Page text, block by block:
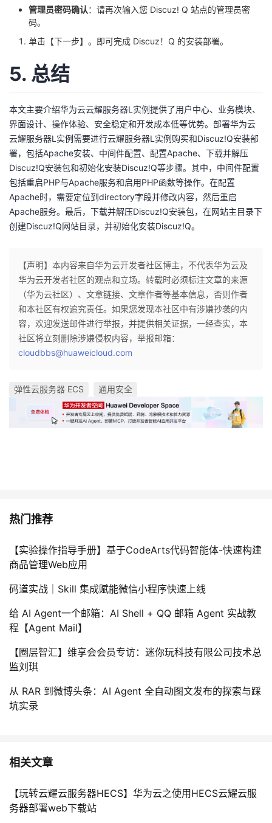
管理员密码确认：请再次输入您 Discuz! Q 站点的管理员密
码。
单击【下一步】。即可完成 Discuz！Q 的安装部署。
5. 总结
本文主要介绍华为云云耀服务器L实例提供了用户中心、业务模块、
界面设计、操作体验、安全稳定和开发成本低等优势。部署华为云
云耀服务器L实例需要进行云耀服务器L实例购买和Discuz!Q安装部
署，包括Apache安装、中间件配置、配置Apache、下载并解压
Discuz!Q安装包和初始化安装Discuz!Q等步骤。其中，中间件配置
包括重启PHP与Apache服务和启用PHP函数等操作。在配置
Apache时，需要定位到directory字段并修改内容，然后重启
Apache服务。最后，下载并解压Discuz!Q安装包，在网站主目录下
创建Discuz!Q网站目录，并初始化安装Discuz!Q。
【声明】本内容来自华为云开发者社区博主，不代表华为云及
华为云开发者社区的观点和立场。转载时必须标注文章的来源
（华为云社区）、文章链接、文章作者等基本信息，否则作者
和本社区有权追究责任。如果您发现本社区中有涉嫌抄袭的内
容，欢迎发送邮件进行举报，并提供相关证据，一经查实，本
社区将立刻删除涉嫌侵权内容，举报邮箱：
cloudbbs@huaweicloud.com
弹性云服务器 ECS 通用安全
热门推荐
【实验操作指导手册】基于CodeArts代码智能体-快速构建
商品管理Web应用
码道实战｜Skill 集成赋能微信小程序快速上线
给 AI Agent一个邮箱：AI Shell + QQ 邮箱 Agent 实战教
程【Agent Mail】
【圈层智汇】维享会会员专访：迷你玩科技有限公司技术总
监刘琪
从 RAR 到微博头条：AI Agent 全自动图文发布的探索与踩
坑实录
相关文章
【玩转云耀云服务器HECS】华为云之使用HECS云耀云服
务器部署web下载站